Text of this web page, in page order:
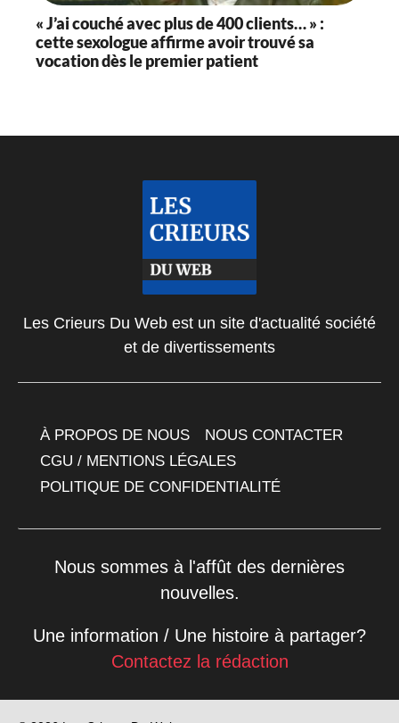
« J’ai couché avec plus de 400 clients… » :
cette sexologue affirme avoir trouvé sa
vocation dès le premier patient
Les Crieurs Du Web est un site d'actualité société
et de divertissements
À PROPOS DE NOUS
NOUS CONTACTER
CGU / MENTIONS LÉGALES
POLITIQUE DE CONFIDENTIALITÉ
Nous sommes à l'affût des dernières
nouvelles.
Une information / Une histoire à partager?
Contactez la rédaction